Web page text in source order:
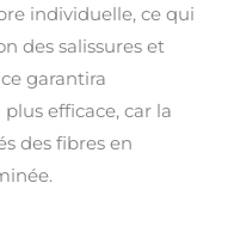
individuelle, ce qui
des salissures et
garantira
efficace, car la
des fibres en